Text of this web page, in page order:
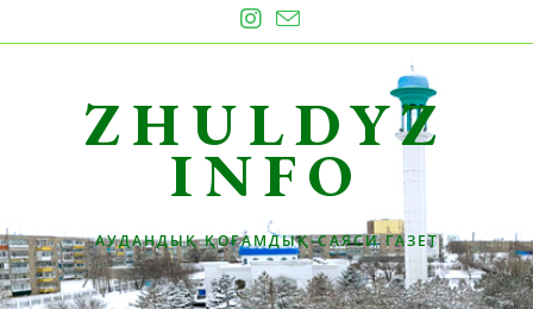
to
ZHULDYZ
INFO
АУДАНДЫҚ ҚОҒАМДЫҚ-САЯСИ ГАЗЕТ